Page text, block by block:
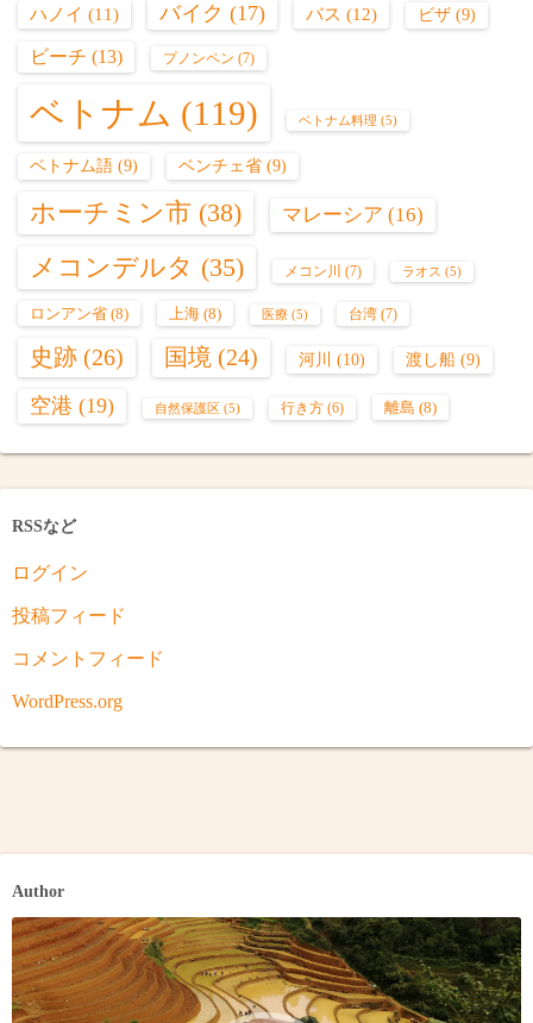
ハノイ (11) バイク (17) バス (12) ビザ (9)
ビーチ (13) プノンペン (7)
ベトナム (119) ベトナム料理 (5)
ベトナム語 (9) ベンチェ省 (9)
ホーチミン市 (38) マレーシア (16)
メコンデルタ (35) メコン川 (7) ラオス (5)
ロンアン省 (8) 上海 (8) 医療 (5) 台湾 (7)
史跡 (26) 国境 (24) 河川 (10) 渡し船 (9)
空港 (19) 自然保護区 (5) 行き方 (6) 離島 (8)
RSSなど
ログイン
投稿フィード
コメントフィード
WordPress.org
Author